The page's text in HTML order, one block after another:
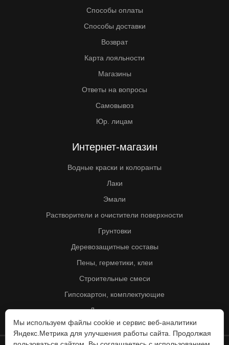
Способы оплаты
Способы доставки
Возврат
Карта лояльности
Магазины
Ответы на вопросы
Самовывоз
Юр. лицам
Интернет-магазин
Водные краски и колоранты
Лаки
Эмали
Растворители и очистители поверхности
Грунтовки
Деревозащитные составы
Пены, герметики, клеи
Строительные смеси
Гипсокартон, комплектующие
Другие товары
Мы используем файлы cookie и сервис веб-аналитики
Яндекс.Метрика для улучшения работы сайта. Продолжая